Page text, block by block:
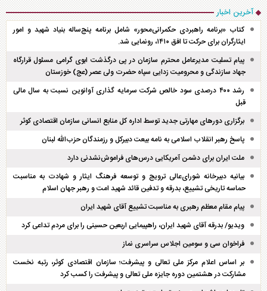
آخرین اخبار
کتاب «برنامه راهبردی حکمرانی‌محور» شامل برنامه پنج‌ساله بنیاد شهید و امور
ایثارگران برای حرکت تا افق ۱۴۱۰، رونمایی شد.
پیام تسلیت مدیرعامل محترم سازمان در پی درگذشت ابوی گرامی مسئول قرارگاه
جهاد سازندگی و محرومیت زدایی سپاه حضرت ولی عصر (عج) خوزستان
رشد ۴۰۰ درصدی سود خالص شرکت سرمایه گذاری آوانوین نسبت به سال مالی
قبل
برگزاری دور‌های مهارتی جدید توسط اداره کل منابع انسانی سازمان اقتصادی کوثر
پاسخ رهبر انقلاب اسلامی به نامه بیعت دبیرکل و رزمندگان حزب‌الله لبنان
ملت ایران برای دشمن آمریکایی درس‌های فراموش‌نشدنی دارد
بیانیه دبیرخانه شورای‌عالی ترویج و توسعه فرهنگ ایثار و شهادت به مناسبت
حماسه تاریخی تشییع، بدرقه و تدفین قائد شهید امت و رهبر جهان اسلام
پیام مقام معظم رهبری به مناسبت تشییع آقای شهید ایران
ویدیو/ بدرقه آقای شهید ایران، راهپیمایی اربعین حسینی را برای مردم تداعی کرد
فراخوان سی و سومین اجلاس سراسری نماز
بر اساس اعلام مرکز ملی تعالی و پیشرفت؛ سازمان اقتصادی کوثر، رتبه نخست
مشارکت در هشتمین دوره جایزه ملی تعالی و پیشرفت را کسب کرد